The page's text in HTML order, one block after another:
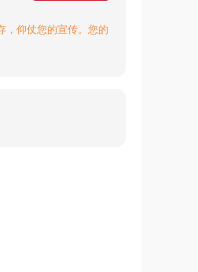
，仰仗您的宣传。您的